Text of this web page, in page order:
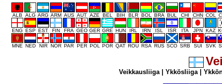
ALB ALG ARG ARM AUS AUT AZE BEL BIH BLR BOL BRA BUL CHI CHN COL
ENG ESP EST FIN FRA GEO GER GRE HUN IRL IRN ISL ISR ITA JPN KAZ
MNE NED NIR NOR PAR PER POL POR QAT ROU RSA RUS SCO SRB SUI SVK
Veikkausliiga| Ykkösliiga|